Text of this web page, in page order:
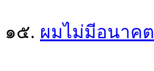
๑๕. ผมไม่มีอนาคต